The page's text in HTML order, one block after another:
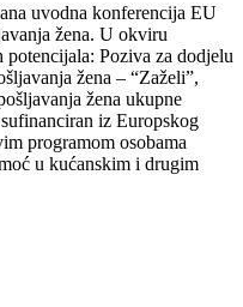
uvodna konferencija EU
žena. U okviru
Poziva za dodjelu
žena – “Zaželi”,
žena ukupne
iz Europskog
programom osobama
u kućanskim i drugim